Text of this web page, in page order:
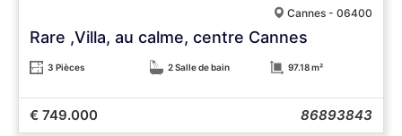
Cannes - 06400
Rare ,Villa, au calme, centre Cannes
3 Pièces 2 Salle de bain 97.18 m²
€ 749.000 86893843